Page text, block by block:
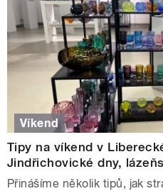
Víkend
Tipy na víkend v
Jindřichovické dny,
Přinášíme několik tipů, jak